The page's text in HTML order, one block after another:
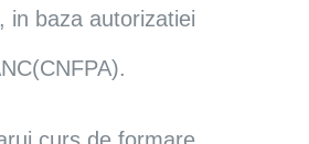
in baza autorizatiei